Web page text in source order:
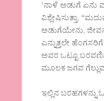
ʼನಾಳೆ ಅಡುಗೆ ಏನು
ವಿಶ್ಲೇಷಿಸುತ್ತಾ,
ಅಡುಗೆಯೇನು,
ಎನ್ನುತ್ತಲೇ
ಅವರ ಒಟ್ಟೂ
ಮೂಲಕ ಜಗವ
ಇಲ್ಲಿನ ಬರಹಗಳನ್ನು